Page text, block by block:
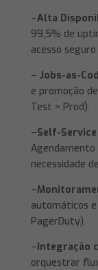
–Alta
99,5% de
acesso
– Jobs-as-
e promoção
Test > Prod).
–Self-
Agendamento
necessidade
–
automáticos e
PagerDuty).
–Integração
orquestrar